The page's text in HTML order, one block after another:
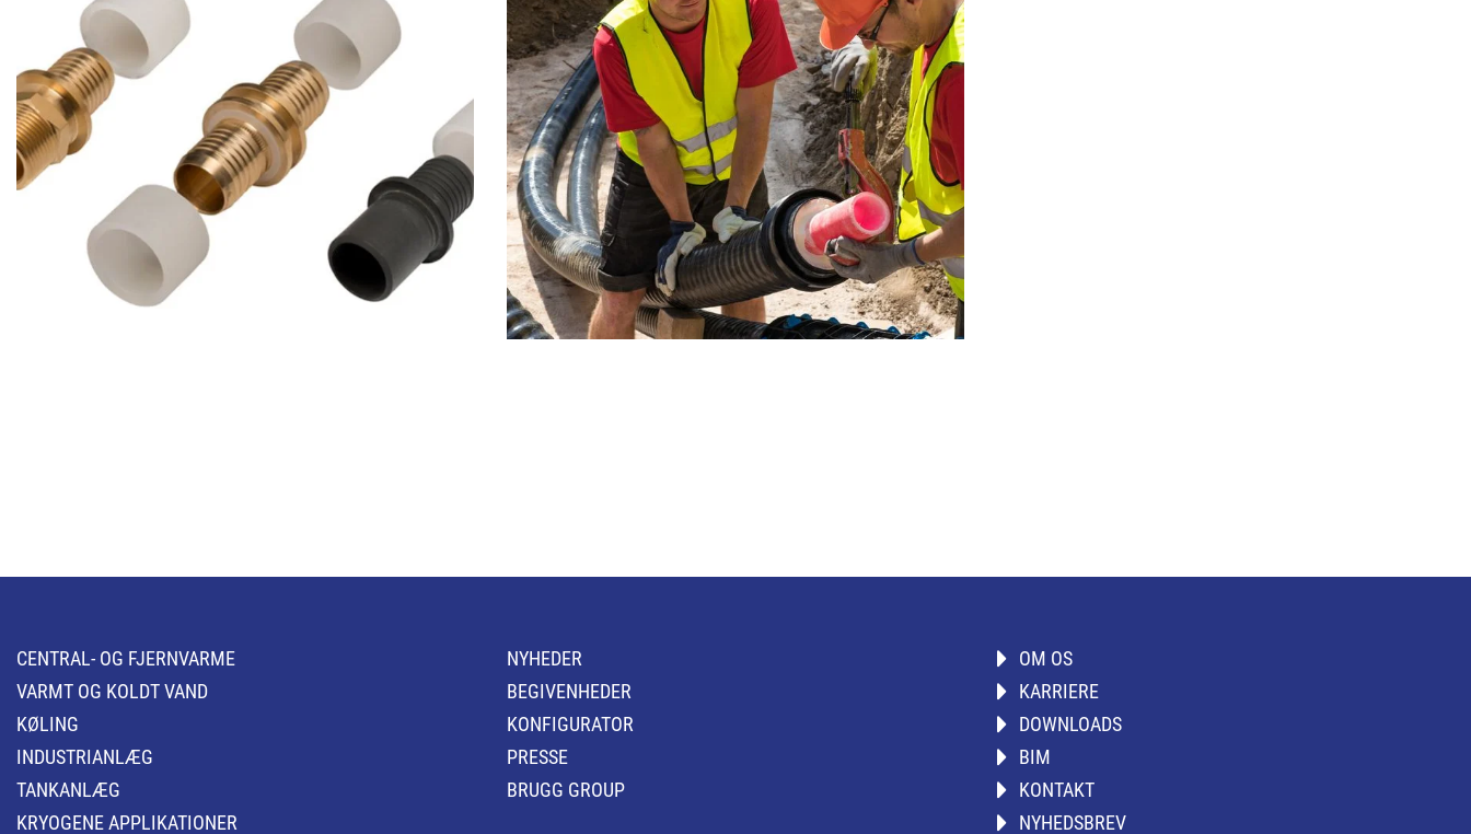
CENTRAL- OG FJERNVARME
VARMT OG KOLDT VAND
KØLING
INDUSTRIANLÆG
TANKANLÆG
KRYOGENE APPLIKATIONER
NYHEDER
BEGIVENHEDER
KONFIGURATOR
PRESSE
BRUGG GROUP
OM OS
KARRIERE
DOWNLOADS
BIM
KONTAKT
NYHEDSBREV